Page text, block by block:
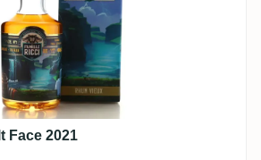
Face 2021